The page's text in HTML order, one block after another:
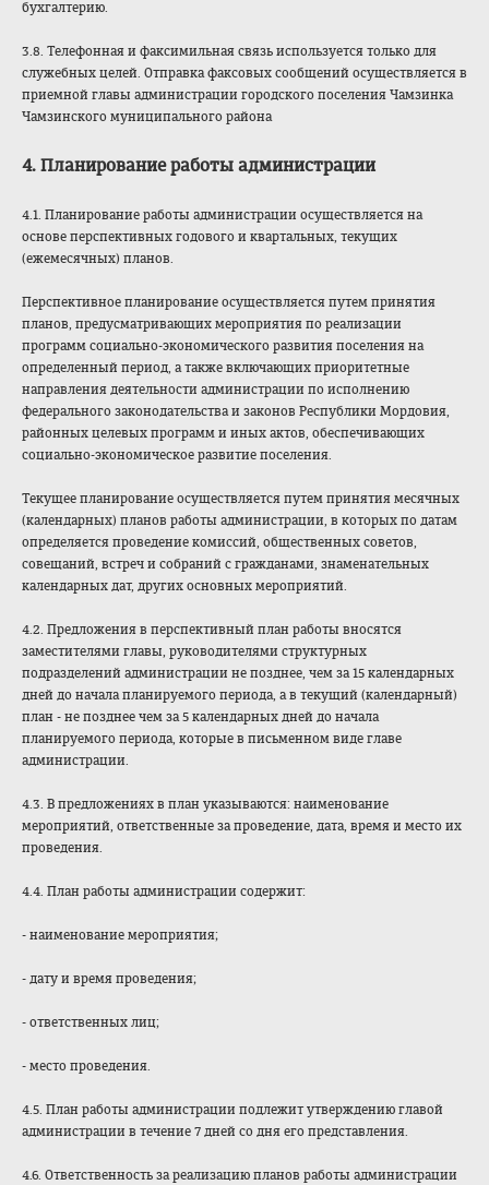
бухгалтерию.
3.8. Телефонная и факсимильная связь используется только для
служебных целей. Отправка факсовых сообщений осуществляется в
приемной главы администрации городского поселения Чамзинка
Чамзинского муниципального района
4. Планирование работы администрации
4.1. Планирование работы администрации осуществляется на
основе перспективных годового и квартальных, текущих
(ежемесячных) планов.
Перспективное планирование осуществляется путем принятия
планов, предусматривающих мероприятия по реализации
программ социально-экономического развития поселения на
определенный период, а также включающих приоритетные
направления деятельности администрации по исполнению
федерального законодательства и законов Республики Мордовия,
районных целевых программ и иных актов, обеспечивающих
социально-экономическое развитие поселения.
Текущее планирование осуществляется путем принятия месячных
(календарных) планов работы администрации, в которых по датам
определяется проведение комиссий, общественных советов,
совещаний, встреч и собраний с гражданами, знаменательных
календарных дат, других основных мероприятий.
4.2. Предложения в перспективный план работы вносятся
заместителями главы, руководителями структурных
подразделений администрации не позднее, чем за 15 календарных
дней до начала планируемого периода, а в текущий (календарный)
план - не позднее чем за 5 календарных дней до начала
планируемого периода, которые в письменном виде главе
администрации.
4.3. В предложениях в план указываются: наименование
мероприятий, ответственные за проведение, дата, время и место их
проведения.
4.4. План работы администрации содержит:
- наименование мероприятия;
- дату и время проведения;
- ответственных лиц;
- место проведения.
4.5. План работы администрации подлежит утверждению главой
администрации в течение 7 дней со дня его представления.
4.6. Ответственность за реализацию планов работы администрации